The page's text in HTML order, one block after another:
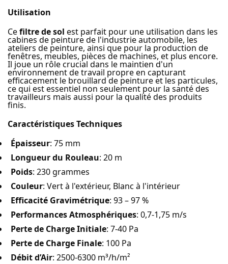
Utilisation
Cefiltre de sol est parfait pour une utilisation dans les
cabines de peinture de l'industrie automobile, les
ateliers de peinture, ainsi que pour la production de
fenêtres, meubles, pièces de machines, et plus encore.
Il joue un rôle crucial dans le maintien d'un
environnement de travail propre en capturant
efficacement le brouillard de peinture et les particules,
ce qui est essentiel non seulement pour la santé des
travailleurs mais aussi pour la qualité des produits
finis.
Caractéristiques Techniques
Épaisseur: 75 mm
Longueur du Rouleau: 20 m
Poids: 230 grammes
Couleur: Vert à l'extérieur, Blanc à l'intérieur
Efficacité Gravimétrique: 93 – 97 %
Performances Atmosphériques: 0,7-1,75 m/s
Perte de Charge Initiale: 7-40 Pa
Perte de Charge Finale: 100 Pa
Débit d’Air: 2500-6300 m³/h/m²